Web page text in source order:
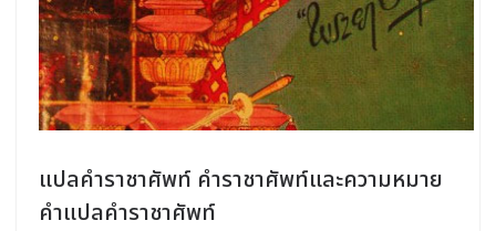
แปลคําราชาศัพท์ คําราชาศัพท์และความหมาย
คําแปลคําราชาศัพท์